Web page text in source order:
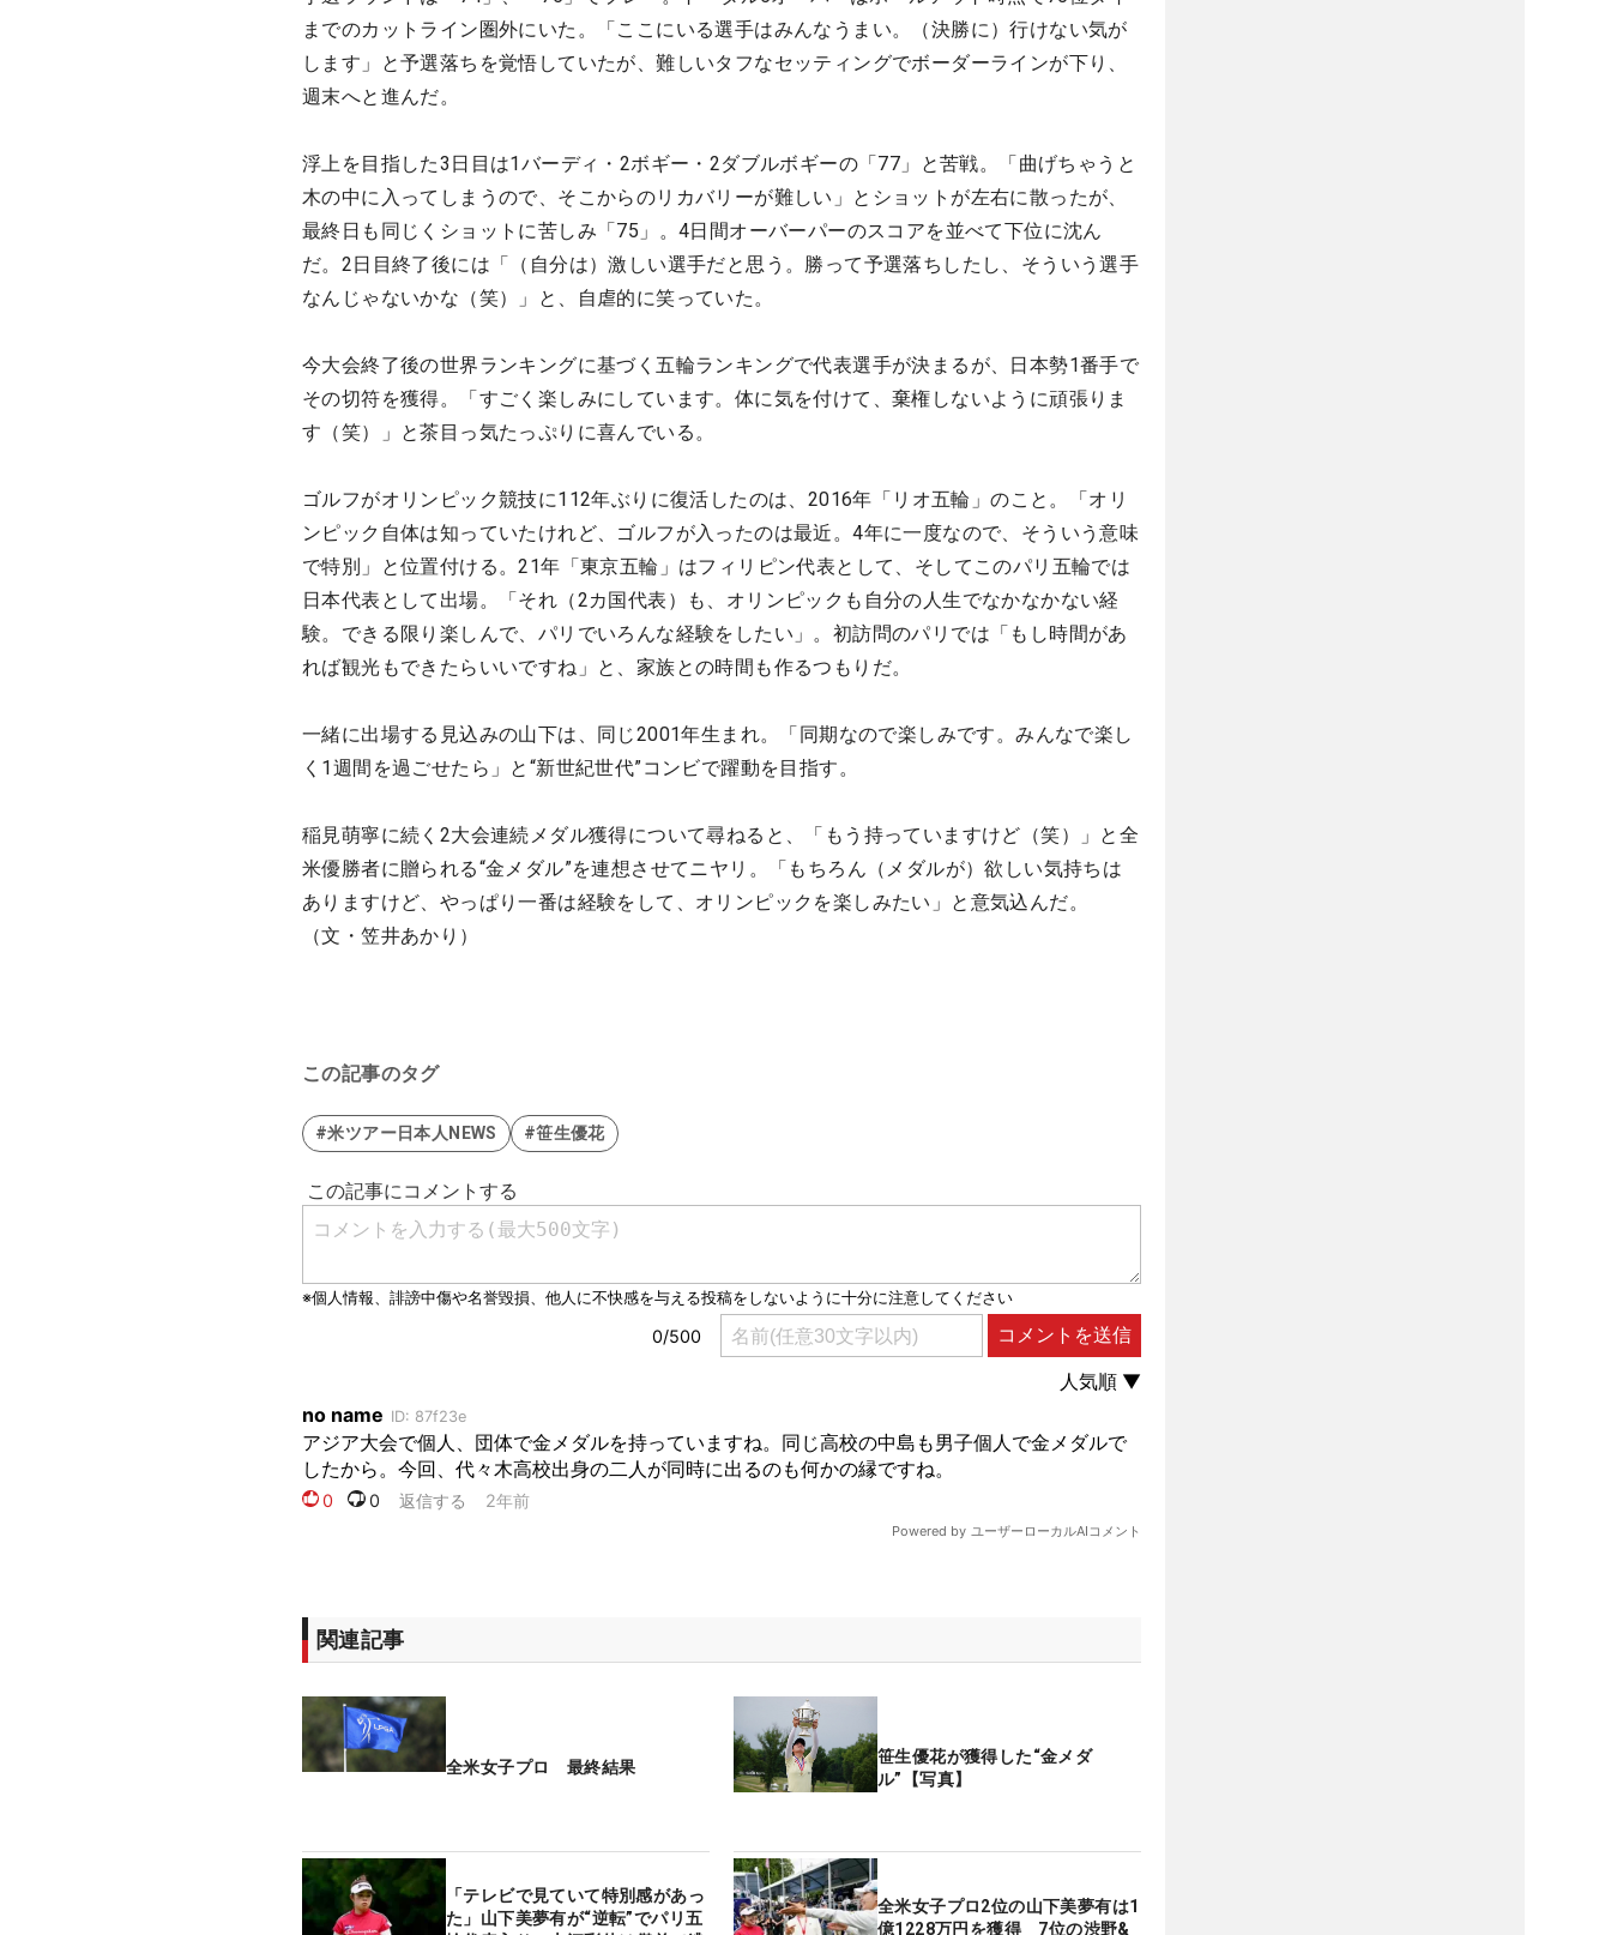
までのカットライン圏外にいた。「ここにいる選手はみんなうまい。（決勝に）行けない気が
します」と予選落ちを覚悟していたが、難しいタフなセッティングでボーダーラインが下り、
週末へと進んだ。
浮上を目指した3日目は1バーディ・2ボギー・2ダブルボギーの「77」と苦戦。「曲げちゃうと
木の中に入ってしまうので、そこからのリカバリーが難しい」とショットが左右に散ったが、
最終日も同じくショットに苦しみ「75」。4日間オーバーパーのスコアを並べて下位に沈ん
だ。2日目終了後には「（自分は）激しい選手だと思う。勝って予選落ちしたし、そういう選手
なんじゃないかな（笑）」と、自虐的に笑っていた。
今大会終了後の世界ランキングに基づく五輪ランキングで代表選手が決まるが、日本勢1番手で
その切符を獲得。「すごく楽しみにしています。体に気を付けて、棄権しないように頑張りま
す（笑）」と茶目っ気たっぷりに喜んでいる。
ゴルフがオリンピック競技に112年ぶりに復活したのは、2016年「リオ五輪」のこと。「オリ
ンピック自体は知っていたけれど、ゴルフが入ったのは最近。4年に一度なので、そういう意味
で特別」と位置付ける。21年「東京五輪」はフィリピン代表として、そしてこのパリ五輪では
日本代表として出場。「それ（2カ国代表）も、オリンピックも自分の人生でなかなかない経
験。できる限り楽しんで、パリでいろんな経験をしたい」。初訪問のパリでは「もし時間があ
れば観光もできたらいいですね」と、家族との時間も作るつもりだ。
一緒に出場する見込みの山下は、同じ2001年生まれ。「同期なので楽しみです。みんなで楽し
く1週間を過ごせたら」と“新世紀世代”コンビで躍動を目指す。
稲見萌寧に続く2大会連続メダル獲得について尋ねると、「もう持っていますけど（笑）」と全
米優勝者に贈られる“金メダル”を連想させてニヤリ。「もちろん（メダルが）欲しい気持ちは
ありますけど、やっぱり一番は経験をして、オリンピックを楽しみたい」と意気込んだ。
（文・笠井あかり）
この記事のタグ
#米ツアー日本人NEWS #笹生優花
関連記事
全米女子プロ 最終結果
笹生優花が獲得した“金メダ
ル”【写真】
「テレビで見ていて特別感があっ
た」山下美夢有が“逆転”でパリ五
全米女子プロ2位の山下美夢有は1
億1228万円を獲得 7位の渋野&